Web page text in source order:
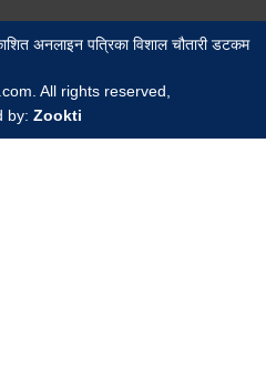
अनलाइन पत्रिका विशाल चौतारी डटकम
All rights reserved,
by: Zookti